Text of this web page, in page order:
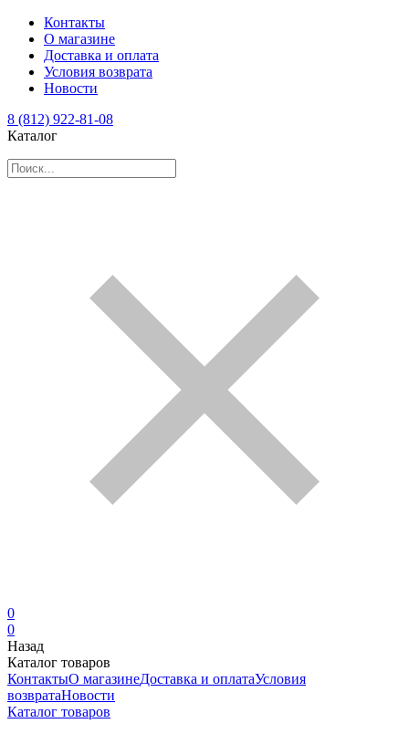
Контакты
О магазине
Доставка и оплата
Условия возврата
Новости
8 (812) 922-81-08
Каталог
0
0
Назад
Каталог товаров
КонтактыО магазинеДоставка и оплатаУсловия
возвратаНовости
Каталог товаров